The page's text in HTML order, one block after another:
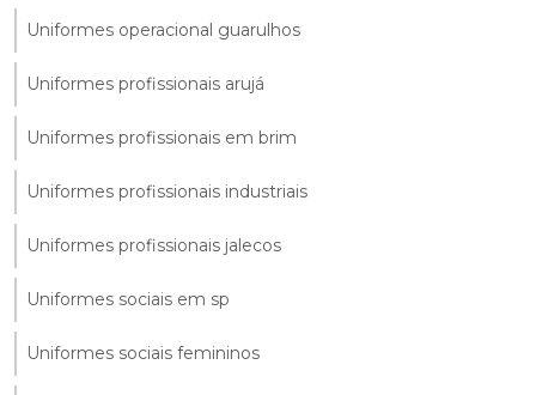
Uniformes operacional guarulhos
Uniformes profissionais arujá
Uniformes profissionais em brim
Uniformes profissionais industriais
Uniformes profissionais jalecos
Uniformes sociais em sp
Uniformes sociais femininos